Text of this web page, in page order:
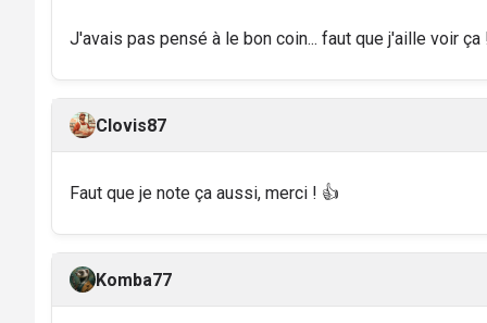
J'avais pas pensé à le bon coin... faut que j'aille voir
Clovis87
Faut que je note ça aussi, merci ! 👍
Komba77